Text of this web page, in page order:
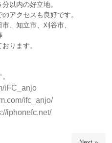
以内の好立地。
アクセスも良好です。
、知立市、刈谷市、
ります。
iFC_anjo
ifc_anjo/
iphonefc.net/